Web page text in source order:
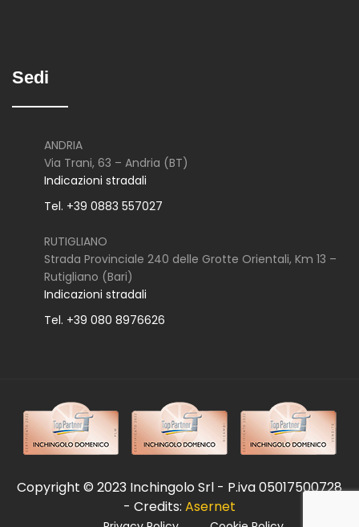
Sedi
ANDRIA
Via Trani, 63 – Andria (BT)
Indicazioni stradali
Tel. +39 0883 557027
RUTIGLIANO
Strada Provinciale 240 delle Grotte Orientali, Km 13 –
Rutigliano (Bari)
Indicazioni stradali
Tel. +39 080 8976626
Copyright © 2023 Inchingolo Srl - P.iva 05017500728
- Credits: Asernet